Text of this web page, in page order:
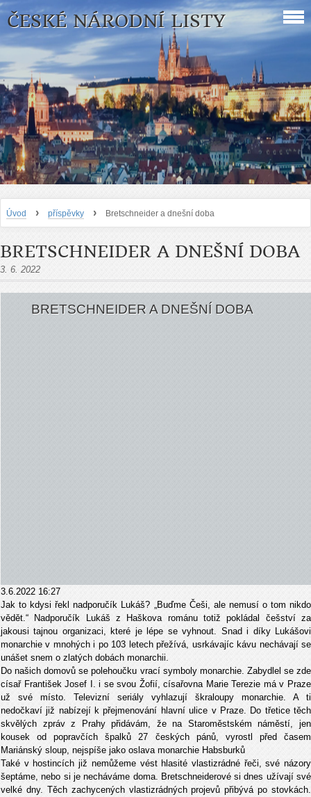
ČESKÉ NÁRODNÍ LISTY
Úvod › příspěvky › Bretschneider a dnešní doba
BRETSCHNEIDER A DNEŠNÍ DOBA
3. 6. 2022
BRETSCHNEIDER A DNEŠNÍ DOBA
3.6.2022 16:27
Jak to kdysi řekl nadporučík Lukáš? „Buďme Češi, ale nemusí o tom nikdo
vědět.“ Nadporučík Lukáš z Haškova románu totiž pokládal češství za
jakousi tajnou organizaci, které je lépe se vyhnout. Snad i díky Lukášovi
monarchie v mnohých i po 103 letech přežívá, usrkávajíc kávu nechávají se
unášet snem o zlatých dobách monarchii.
Do našich domovů se polehoučku vrací symboly monarchie. Zabydlel se zde
císař František Josef I. i se svou Žofií, císařovna Marie Terezie má v Praze
už své místo. Televizní seriály vyhlazují škraloupy monarchie. A ti
nedočkaví již nabízejí k přejmenování hlavní ulice v Praze. Do třetice těch
skvělých zpráv z Prahy přidávám, že na Staroměstském náměstí, jen
kousek od popravčích špalků 27 českých pánů, vyrostl před časem
Mariánský sloup, nejspíše jako oslava monarchie Habsburků
Také v hostincích již nemůžeme vést hlasité vlastizrádné řeči, své názory
šeptáme, nebo si je necháváme doma. Bretschneiderové si dnes užívají své
velké dny. Těch zachycených vlastizrádných projevů přibývá po stovkách.